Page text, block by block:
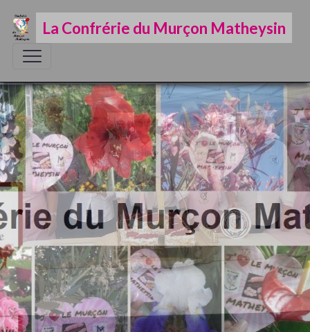
La Confrérie du Murçon Matheysin